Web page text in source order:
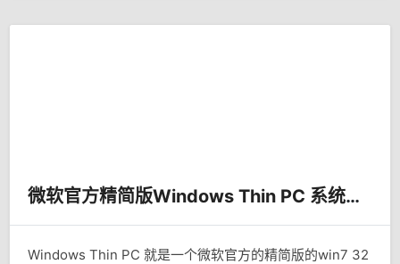
微软官方精简版Windows Thin PC 系统安装+中文语言+激活
Windows Thin PC 就是一个微软官方的精简版的win7 32